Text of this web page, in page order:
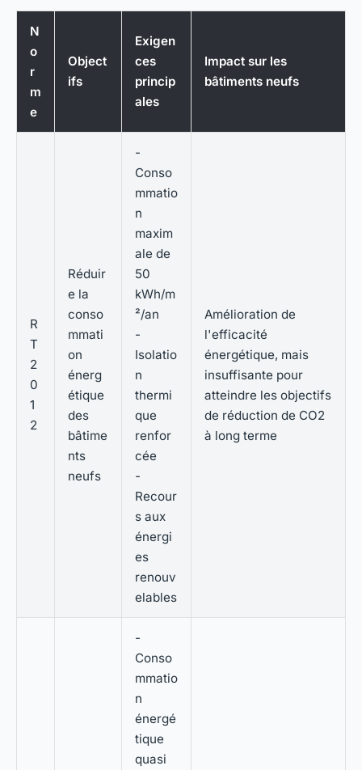
N
o
r
m
e
Object
ifs
Exigen
ces
princip
ales
Impact sur les
bâtiments neufs
R
T
2
0
1
2
Réduir
e la
conso
mmati
on
énerg
étique
des
bâtime
nts
neufs
-
Conso
mmatio
n
maxim
ale de
50
kWh/m
²/an
-
Isolatio
n
thermi
que
renfor
cée
-
Recour
s aux
énergi
es
renouv
elables
Amélioration de
l'efficacité
énergétique, mais
insuffisante pour
atteindre les objectifs
de réduction de CO2
à long terme
-
Conso
mmatio
n
énergé
tique
quasi